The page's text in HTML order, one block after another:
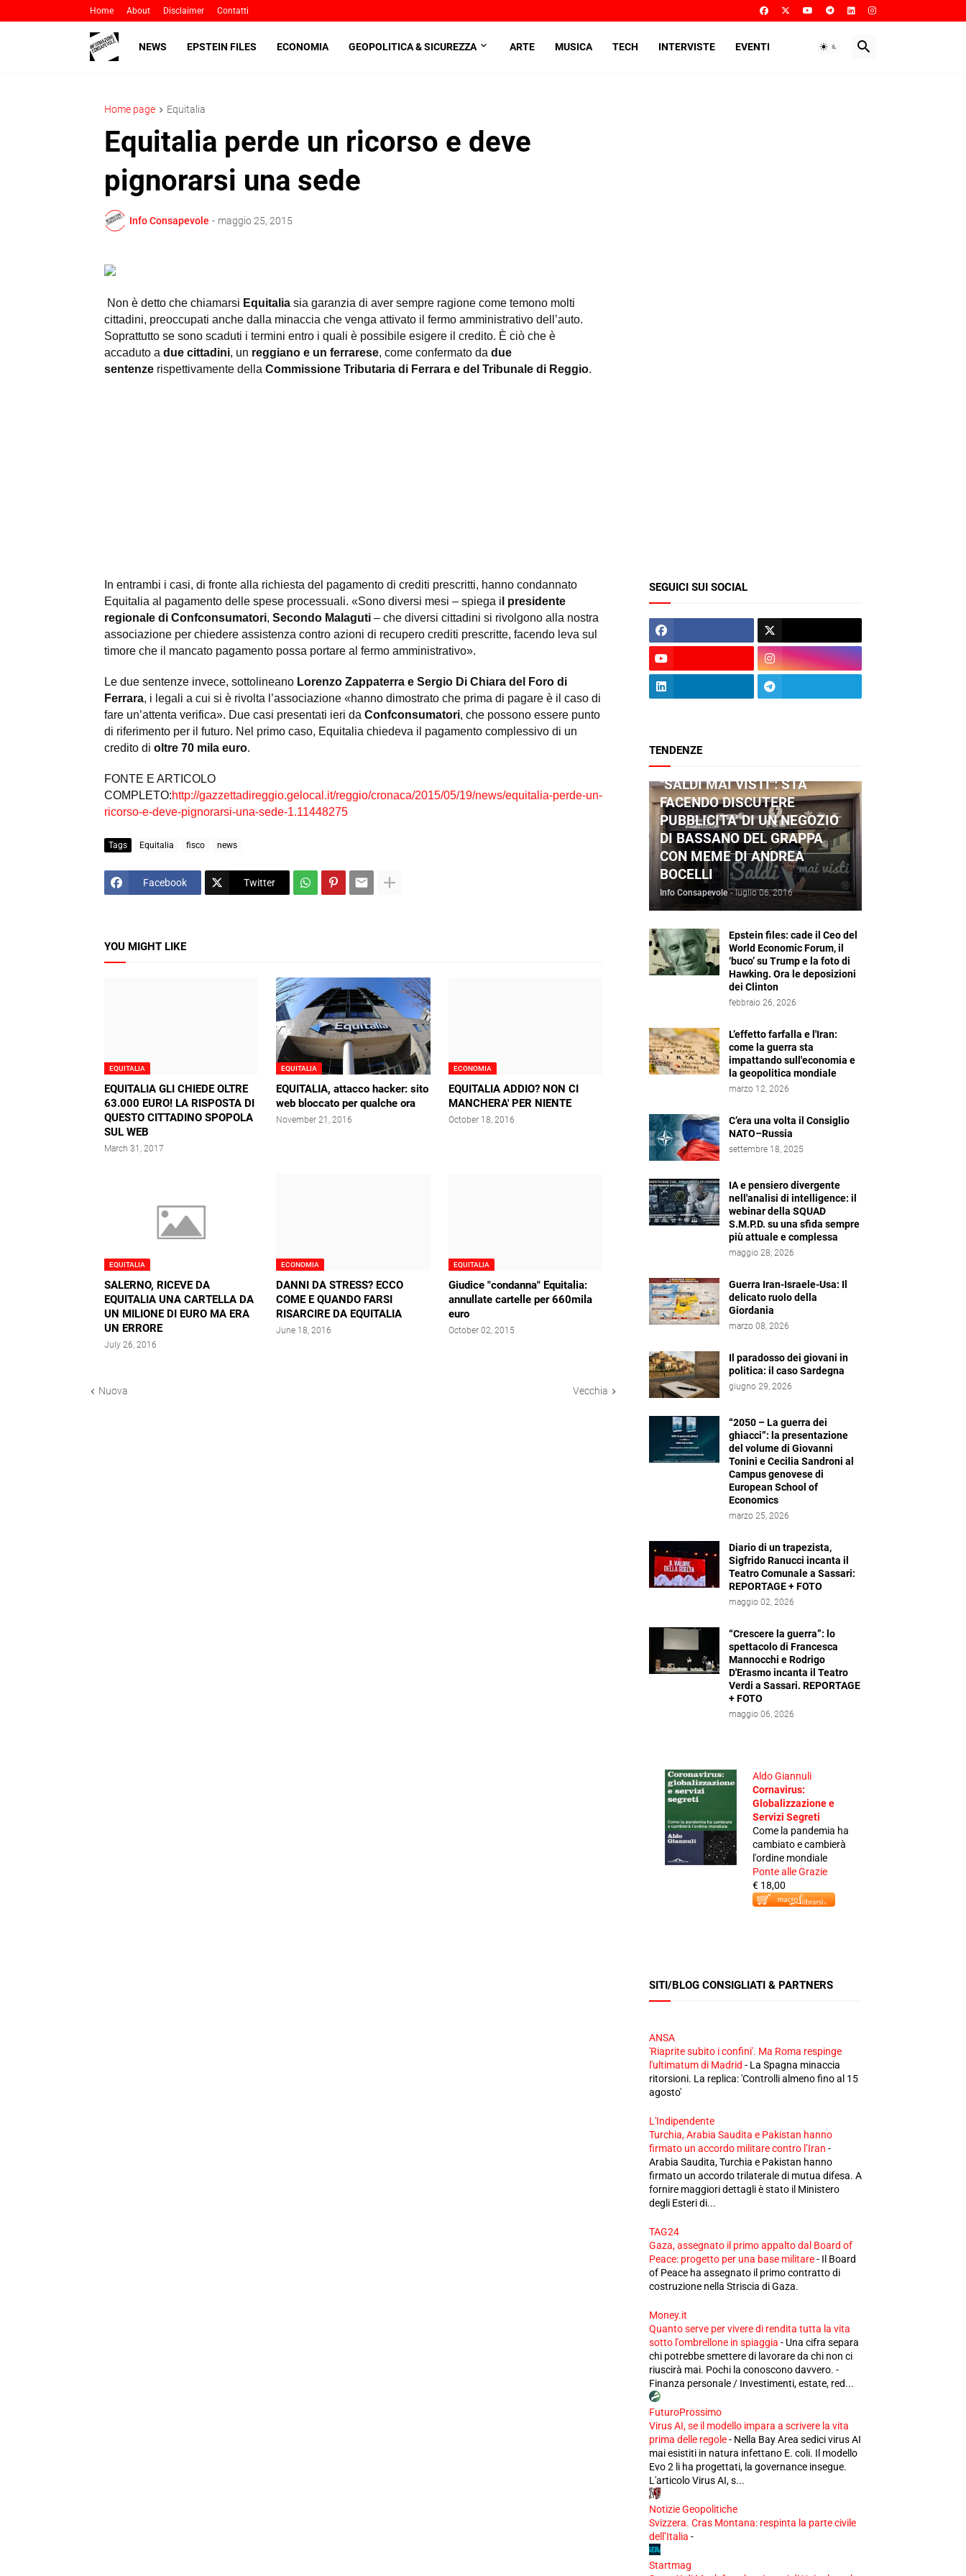
Home About Disclaimer Contatti
NEWS EPSTEIN FILES ECONOMIA GEOPOLITICA & SICUREZZA ARTE MUSICA TECH INTERVISTE EVENTI
Home page Equitalia
Equitalia perde un ricorso e deve
pignorarsi una sede
Info Consapevole - maggio 25, 2015
Non è detto che chiamarsi Equitalia sia garanzia di aver sempre ragione come temono molti
cittadini, preoccupati anche dalla minaccia che venga attivato il fermo amministrativo dell’auto.
Soprattutto se sono scaduti i termini entro i quali è possibile esigere il credito. È ciò che è
accaduto a due cittadini, un reggiano e un ferrarese, come confermato da due
sentenze rispettivamente della Commissione Tributaria di Ferrara e del Tribunale di Reggio.
In entrambi i casi, di fronte alla richiesta del pagamento di crediti prescritti, hanno condannato
Equitalia al pagamento delle spese processuali. «Sono diversi mesi – spiega i l presidente
regionale di Confconsumatori, Secondo Malaguti – che diversi cittadini si rivolgono alla nostra
associazione per chiedere assistenza contro azioni di recupero crediti prescritte, facendo leva sul
timore che il mancato pagamento possa portare al fermo amministrativo».
Le due sentenze invece, sottolineano Lorenzo Zappaterra e Sergio Di Chiara del Foro di
Ferrara, i legali a cui si è rivolta l’associazione «hanno dimostrato che prima di pagare è il caso di
fare un’attenta verifica». Due casi presentati ieri da Confconsumatori, che possono essere punto
di riferimento per il futuro. Nel primo caso, Equitalia chiedeva il pagamento complessivo di un
credito di oltre 70 mila euro.
FONTE E ARTICOLO
COMPLETO:http://gazzettadireggio.gelocal.it/reggio/cronaca/2015/05/19/news/equitalia-perde-un-
ricorso-e-deve-pignorarsi-una-sede-1.11448275
Tags Equitalia fisco news
Facebook Twitter
YOU MIGHT LIKE
EQUITALIA
EQUITALIA GLI CHIEDE OLTRE
63.000 EURO! LA RISPOSTA DI
QUESTO CITTADINO SPOPOLA
SUL WEB
March 31, 2017
EQUITALIA
EQUITALIA, attacco hacker: sito
web bloccato per qualche ora
November 21, 2016
ECONOMIA
EQUITALIA ADDIO? NON CI
MANCHERA' PER NIENTE
October 18, 2016
EQUITALIA
SALERNO, RICEVE DA
EQUITALIA UNA CARTELLA DA
UN MILIONE DI EURO MA ERA
UN ERRORE
July 26, 2016
ECONOMIA
DANNI DA STRESS? ECCO
COME E QUANDO FARSI
RISARCIRE DA EQUITALIA
June 18, 2016
EQUITALIA
Giudice "condanna" Equitalia:
annullate cartelle per 660mila
euro
October 02, 2015
Nuova Vecchia
SEGUICI SUI SOCIAL
TENDENZE
"SALDI MAI VISTI": STA
FACENDO DISCUTERE
PUBBLICITA' DI UN NEGOZIO
DI BASSANO DEL GRAPPA
CON MEME DI ANDREA
BOCELLI
Info Consapevole - luglio 06, 2016
Epstein files: cade il Ceo del
World Economic Forum, il
‘buco’ su Trump e la foto di
Hawking. Ora le deposizioni
dei Clinton
febbraio 26, 2026
L’effetto farfalla e l'Iran:
come la guerra sta
impattando sull'economia e
la geopolitica mondiale
marzo 12, 2026
C’era una volta il Consiglio
NATO–Russia
settembre 18, 2025
IA e pensiero divergente
nell'analisi di intelligence: il
webinar della SQUAD
S.M.P.D. su una sfida sempre
più attuale e complessa
maggio 28, 2026
Guerra Iran-Israele-Usa: Il
delicato ruolo della
Giordania
marzo 08, 2026
Il paradosso dei giovani in
politica: il caso Sardegna
giugno 29, 2026
“2050 – La guerra dei
ghiacci”: la presentazione
del volume di Giovanni
Tonini e Cecilia Sandroni al
Campus genovese di
European School of
Economics
marzo 25, 2026
Diario di un trapezista,
Sigfrido Ranucci incanta il
Teatro Comunale a Sassari:
REPORTAGE + FOTO
maggio 02, 2026
“Crescere la guerra”: lo
spettacolo di Francesca
Mannocchi e Rodrigo
D'Erasmo incanta il Teatro
Verdi a Sassari. REPORTAGE
+ FOTO
maggio 06, 2026
Aldo Giannuli
Cornavirus:
Globalizzazione e
Servizi Segreti
Come la pandemia ha
cambiato e cambierà
l'ordine mondiale
Ponte alle Grazie
€ 18,00
SITI/BLOG CONSIGLIATI & PARTNERS
ANSA
'Riaprite subito i confini'. Ma Roma respinge
l'ultimatum di Madrid - La Spagna minaccia
ritorsioni. La replica: 'Controlli almeno fino al 15
agosto'
L'Indipendente
Turchia, Arabia Saudita e Pakistan hanno
firmato un accordo militare contro l’Iran -
Arabia Saudita, Turchia e Pakistan hanno
firmato un accordo trilaterale di mutua difesa. A
fornire maggiori dettagli è stato il Ministero
degli Esteri di...
TAG24
Gaza, assegnato il primo appalto dal Board of
Peace: progetto per una base militare- Il Board
of Peace ha assegnato il primo contratto di
costruzione nella Striscia di Gaza.
Money.it
Quanto serve per vivere di rendita tutta la vita
sotto l'ombrellone in spiaggia - Una cifra separa
chi potrebbe smettere di lavorare da chi non ci
riuscirà mai. Pochi la conoscono davvero. -
Finanza personale / Investimenti, estate, red...
FuturoProssimo
Virus AI, se il modello impara a scrivere la vita
prima delle regole- Nella Bay Area sedici virus AI
mai esistiti in natura infettano E. coli. Il modello
Evo 2 li ha progettati, la governance insegue.
L'articolo Virus AI, s...
Notizie Geopolitiche
Svizzera. Cras Montana: respinta la parte civile
dell’Italia -
Startmag